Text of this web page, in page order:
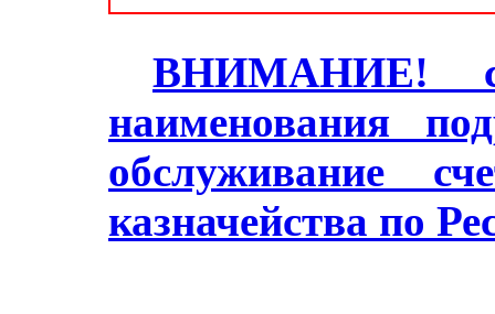
ВНИМАНИЕ! с
наименования
обслуживание
казначейства по